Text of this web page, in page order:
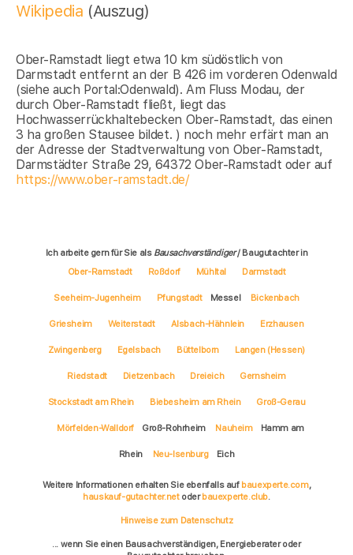
Wikipedia (Auszug)
Ober-Ramstadt liegt etwa 10 km südöstlich von
Darmstadt entfernt an der B 426 im vorderen Odenwald
(siehe auch Portal:Odenwald). Am Fluss Modau, der
durch Ober-Ramstadt fließt, liegt das
Hochwasserrückhaltebecken Ober-Ramstadt, das einen
3 ha großen Stausee bildet. ) noch mehr erfärt man an
der Adresse der Stadtverwaltung von Ober-Ramstadt,
Darmstädter Straße 29, 64372 Ober-Ramstadt oder auf
https://www.ober-ramstadt.de/
Ich arbeite gern für Sie als Bausachverständiger/ Baugutachter in
Ober-Ramstadt
Roßdorf Mühltal Darmstadt
Seeheim-Jugenheim Pfungstadt Messel Bickenbach
Griesheim Weiterstadt Alsbach-Hähnlein Erzhausen
Zwingenberg Egelsbach Büttelborn Langen (Hessen)
Riedstadt Dietzenbach Dreieich Gernsheim
Stockstadt am Rhein Biebesheim am Rhein Groß-Gerau
Mörfelden-Walldorf Groß-Rohrheim Nauheim Hamm am
Rhein Neu-Isenburg Eich
Weitere Informationen erhalten Sie ebenfalls auf bauexperte.com,
hauskauf-gutachter.netoderbauexperte.club.
Hinweise zum Datenschutz
... wenn Sie einen Bausachverständigen, Energieberater oder